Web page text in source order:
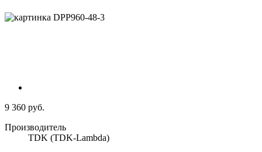
9 360 руб.
Производитель
TDK (TDK-Lambda)